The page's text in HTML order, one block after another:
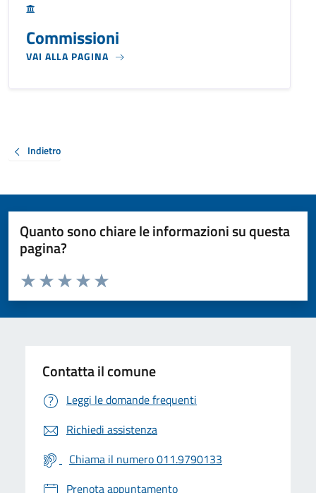
Commissioni
VAI ALLA PAGINA
Indietro
Quanto sono chiare le informazioni su questa
pagina?
Valuta da 1 a 5 stelle la pagina
Valuta 5 stelle su 5
Valuta 4 stelle su 5
Valuta 3 stelle su 5
Valuta 2 stelle su 5
Valuta 1 stelle su 5
Contatta il comune
Leggi le domande frequenti
Richiedi assistenza
Chiama il numero 011.9790133
Prenota appuntamento